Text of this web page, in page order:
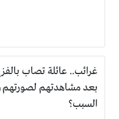
غرائب.. عائلة تصاب
بعد مشاهدتهم
السبب؟